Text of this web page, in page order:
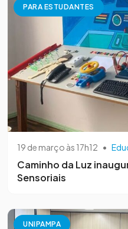
PARA ESTUDANTES
19 de março às 17h12 •
Caminho da Luz
Sensoriais
UNIPAMPA